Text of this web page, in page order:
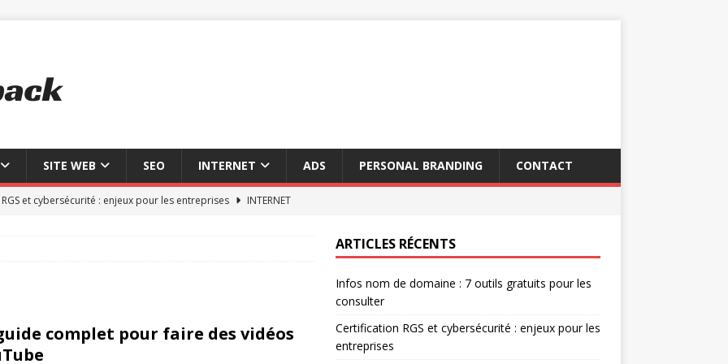
SITE WEB SEO INTERNET ADS PERSONAL BRANDING CONTACT
et cybersécurité : enjeux pour les entreprises
INTERNET
essentielles du portail INPI en 2026
complet pour faire des vidéos
ARTICLES RÉCENTS
Infos nom de domaine : 7 outils gratuits pour les
consulter
Certification RGS et cybersécurité : enjeux pour les
entreprises